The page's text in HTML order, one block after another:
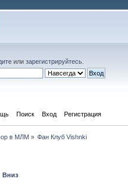
илизарегистрируйтесь
Поиск Вход Регистрация
в МЛМ » Фан Клуб Vishnki
Вниз